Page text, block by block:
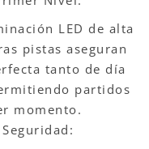
LED de alta
pistas aseguran
tanto de día
partidos
momento.